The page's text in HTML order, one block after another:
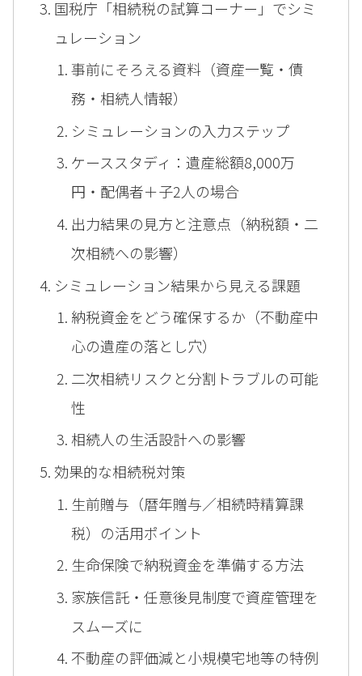
国税庁「相続税の試算コーナー」でシミ
ュレーション
事前にそろえる資料（資産一覧・債
務・相続人情報）
シミュレーションの入力ステップ
ケーススタディ：遺産総額8,000万
円・配偶者＋子2人の場合
出力結果の見方と注意点（納税額・二
次相続への影響）
シミュレーション結果から見える課題
納税資金をどう確保するか（不動産中
心の遺産の落とし穴）
二次相続リスクと分割トラブルの可能
性
相続人の生活設計への影響
効果的な相続税対策
生前贈与（暦年贈与／相続時精算課
税）の活用ポイント
生命保険で納税資金を準備する方法
家族信託・任意後見制度で資産管理を
スムーズに
不動産の評価減と小規模宅地等の特例